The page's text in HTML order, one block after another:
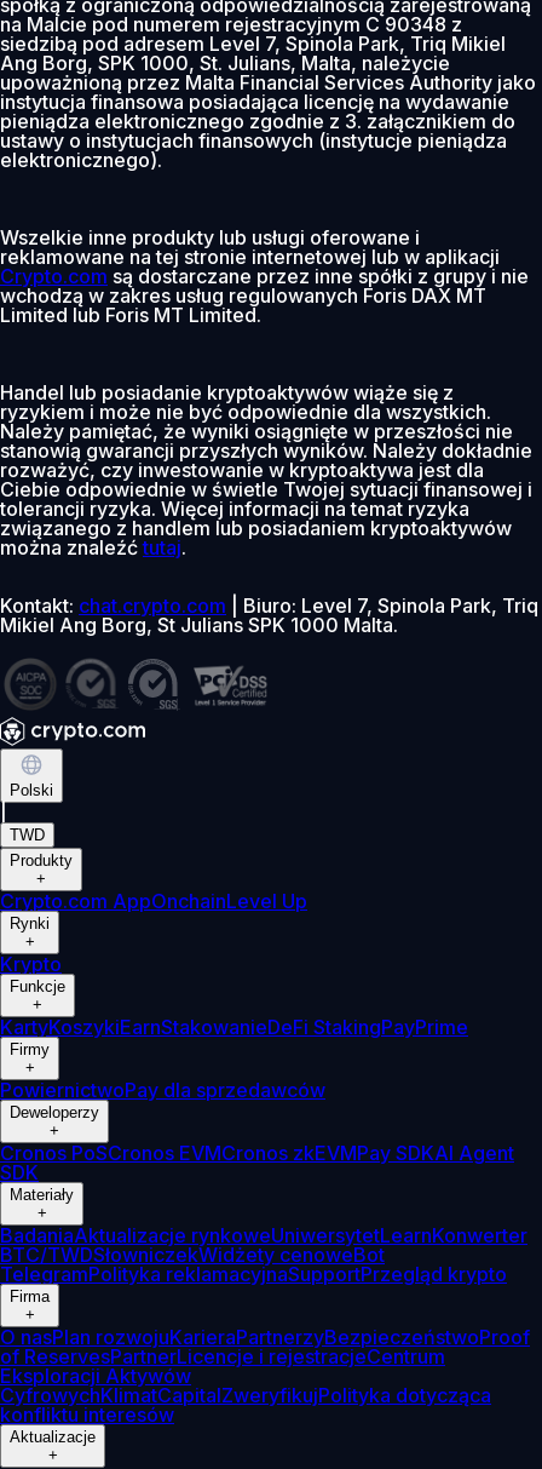
na Malcie pod numerem rejestracyjnym C 90348 z
siedzibą pod adresem Level 7, Spinola Park, Triq Mikiel
Ang Borg, SPK 1000, St. Julians, Malta, należycie
upoważnioną przez Malta Financial Services Authority jako
instytucja finansowa posiadająca licencję na wydawanie
pieniądza elektronicznego zgodnie z 3. załącznikiem do
ustawy o instytucjach finansowych (instytucje pieniądza
elektronicznego).
Wszelkie inne produkty lub usługi oferowane i
reklamowane na tej stronie internetowej lub w aplikacji
Crypto.com są dostarczane przez inne spółki z grupy i nie
wchodzą w zakres usług regulowanych Foris DAX MT
Limited lub Foris MT Limited.
Handel lub posiadanie kryptoaktywów wiąże się z
ryzykiem i może nie być odpowiednie dla wszystkich.
Należy pamiętać, że wyniki osiągnięte w przeszłości nie
stanowią gwarancji przyszłych wyników. Należy dokładnie
rozważyć, czy inwestowanie w kryptoaktywa jest dla
Ciebie odpowiednie w świetle Twojej sytuacji finansowej i
tolerancji ryzyka. Więcej informacji na temat ryzyka
związanego z handlem lub posiadaniem kryptoaktywów
można znaleźćtutaj.
Kontakt: chat.crypto.com | Biuro: Level 7, Spinola Park, Triq
Mikiel Ang Borg, St Julians SPK 1000 Malta.
Polski
TWD
Produkty
+
Crypto.com AppOnchainLevel Up
Rynki
+
Krypto
Funkcje
+
KartyKoszykiEarnStakowanieDeFi StakingPayPrime
Firmy
+
PowiernictwoPay dla sprzedawców
Deweloperzy
+
Cronos PoSCronos EVMCronos zkEVMPay SDKAI Agent
SDK
Materiały
+
BadaniaAktualizacje rynkoweUniwersytetLearnKonwerter
BTC/TWDSłowniczekWidżety cenoweBot
TelegramPolityka reklamacyjnaSupportPrzegląd krypto
Firma
+
O nasPlan rozwojuKarieraPartnerzyBezpieczeństwoProof
of ReservesPartnerLicencje i rejestracjeCentrum
Eksploracji Aktywów
CyfrowychKlimatCapitalZweryfikujPolityka dotycząca
konfliktu interesów
Aktualizacje
+